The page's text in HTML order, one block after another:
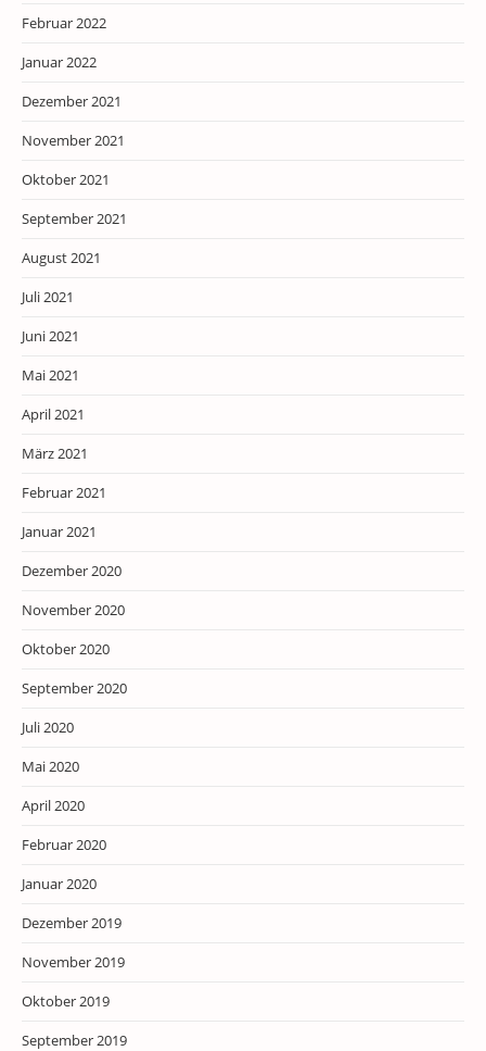
Februar 2022
Januar 2022
Dezember 2021
November 2021
Oktober 2021
September 2021
August 2021
Juli 2021
Juni 2021
Mai 2021
April 2021
März 2021
Februar 2021
Januar 2021
Dezember 2020
November 2020
Oktober 2020
September 2020
Juli 2020
Mai 2020
April 2020
Februar 2020
Januar 2020
Dezember 2019
November 2019
Oktober 2019
September 2019